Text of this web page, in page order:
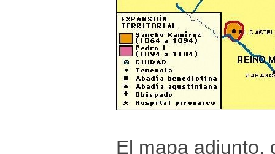
El mapa adjunto,